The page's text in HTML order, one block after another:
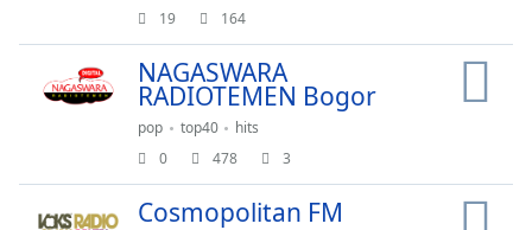
19
164
NAGASWARA
RADIOTEMEN Bogor
pop top40
hits
0
478 3
Cosmopolitan FM